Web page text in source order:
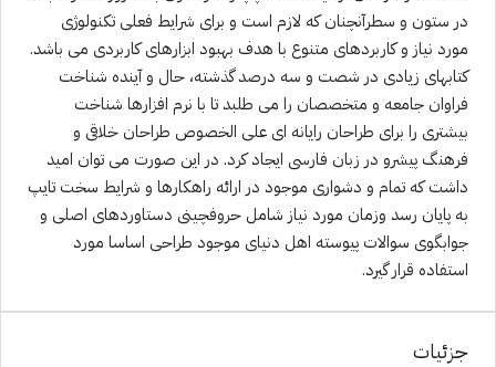
در ستون و سطرآنچنان که لازم است و برای شرایط فعلی تکنولوژی
مورد نیاز و کاربردهای متنوع با هدف بهبود ابزارهای کاربردی می باشد.
کتابهای زیادی در شصت و سه درصد گذشته، حال و آینده شناخت
فراوان جامعه و متخصصان را می طلبد تا با نرم افزارها شناخت
بیشتری را برای طراحان رایانه ای علی الخصوص طراحان خلاقی و
فرهنگ پیشرو در زبان فارسی ایجاد کرد. در این صورت می توان امید
داشت که تمام و دشواری موجود در ارائه راهکارها و شرایط سخت تایپ
به پایان رسد وزمان مورد نیاز شامل حروفچینی دستاوردهای اصلی و
جوابگوی سوالات پیوسته اهل دنیای موجود طراحی اساسا مورد
استفاده قرار گیرد.
جزئیات